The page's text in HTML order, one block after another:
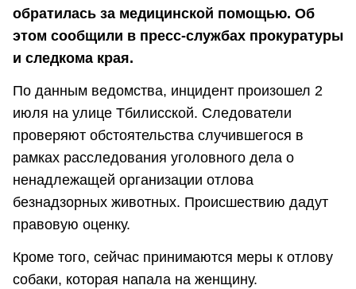
обратилась за медицинской помощью. Об
этом сообщили в пресс-службах прокуратуры
и следкома края.
По данным ведомства, инцидент произошел 2
июля на улице Тбилисской. Следователи
проверяют обстоятельства случившегося в
рамках расследования уголовного дела о
ненадлежащей организации отлова
безнадзорных животных. Происшествию дадут
правовую оценку.
Кроме того, сейчас принимаются меры к отлову
собаки, которая напала на женщину.